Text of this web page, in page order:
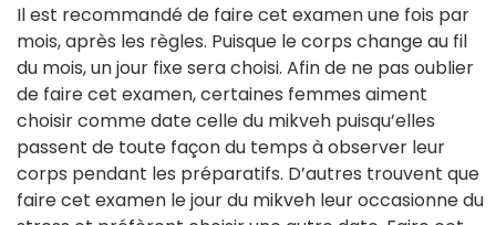
Il est recommandé de faire cet examen une fois par
mois, après les règles. Puisque le corps change au fil
du mois, un jour fixe sera choisi. Afin de ne pas oublier
de faire cet examen, certaines femmes aiment
choisir comme date celle du mikveh puisqu’elles
passent de toute façon du temps à observer leur
corps pendant les préparatifs. D’autres trouvent que
faire cet examen le jour du mikveh leur occasionne du